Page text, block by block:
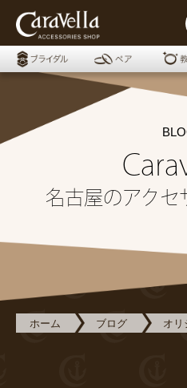
名古屋のアク
ホーム ブログ オリ